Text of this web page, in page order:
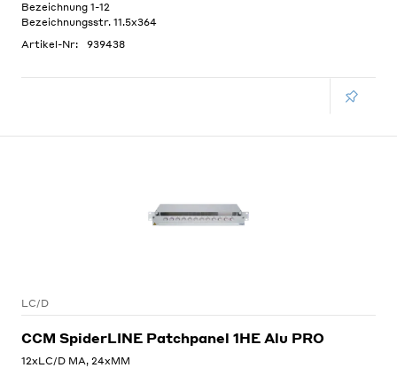
Bezeichnung 1-12
Bezeichnungsstr. 11.5x364
Artikel-Nr:
939438
LC/D
CCM SpiderLINE Patchpanel 1HE Alu PRO
12xLC/D MA, 24xMM